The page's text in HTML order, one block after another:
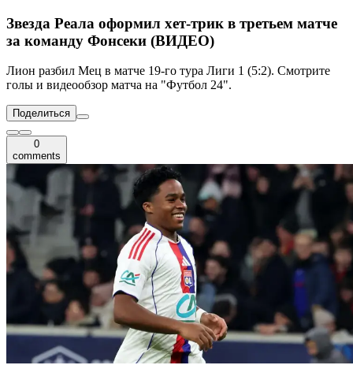
Звезда Реала оформил хет-трик в третьем матче
за команду Фонсеки (ВИДЕО)
Лион разбил Мец в матче 19-го тура Лиги 1 (5:2). Смотрите
голы и видеообзор матча на "Футбол 24".
Поделиться
0
comments